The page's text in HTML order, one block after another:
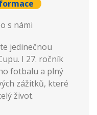
s námi
jedinečnou
I 27. ročník
fotbalu a plný
zážitků, které
život.